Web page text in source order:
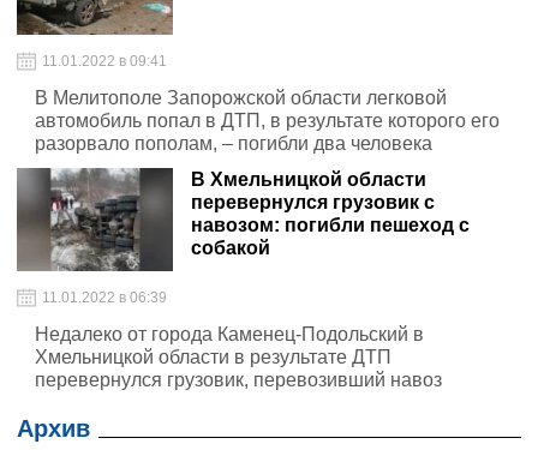
11.01.2022 в 09:41
В Мелитополе Запорожской области легковой
автомобиль попал в ДТП, в результате которого его
разорвало пополам, – погибли два человека
В Хмельницкой области
перевернулся грузовик с
навозом: погибли пешеход с
собакой
11.01.2022 в 06:39
Недалеко от города Каменец-Подольский в
Хмельницкой области в результате ДТП
перевернулся грузовик, перевозивший навоз
Архив